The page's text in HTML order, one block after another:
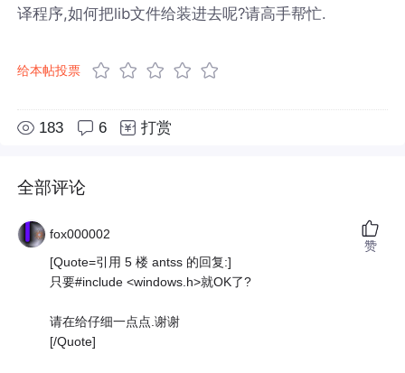
译程序,如何把lib文件给装进去呢?请高手帮忙.
给本帖投票
183 6 打赏
全部评论
fox000002
[Quote=引用 5 楼 antss 的回复:]
只要#include <windows.h>就OK了?
请在给仔细一点点.谢谢
[/Quote]
赞